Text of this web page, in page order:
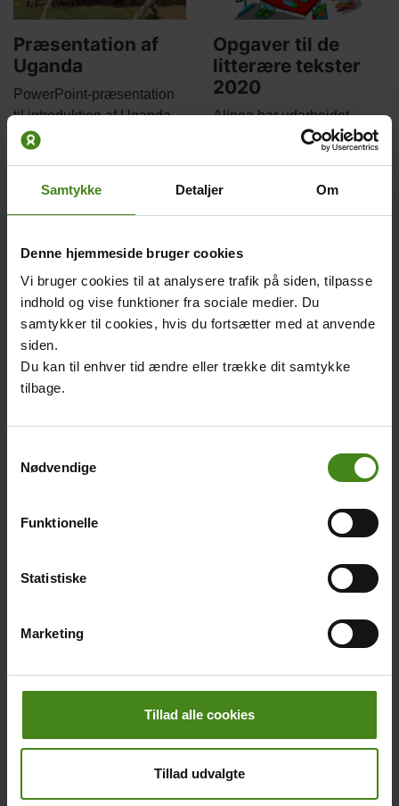
Samtykke Detaljer Om
Denne hjemmeside bruger cookies
Vi bruger cookies til at analysere trafik på siden, tilpasse
indhold og vise funktioner fra sociale medier. Du
samtykker til cookies, hvis du fortsætter med at anvende
siden.
Du kan til enhver tid ændre eller trække dit samtykke
tilbage.
Nødvendige
Funktionelle
Statistiske
Marketing
Tillad alle cookies
Tillad udvalgte
Præsentation af
Uganda
Body
PowerPoint-præsentation
til introduktion af Uganda.
Opgaver til de
litterære tekster
2020
Body
Alinea har udarbejdet
opgaver til de litterære
LæseRakettens
tegnere og
forfattere 2020
til LæseRaketten.
picture
brug 2020
Main
Lav bøger og film
2020
til at laver film og bøger om
Uganda.